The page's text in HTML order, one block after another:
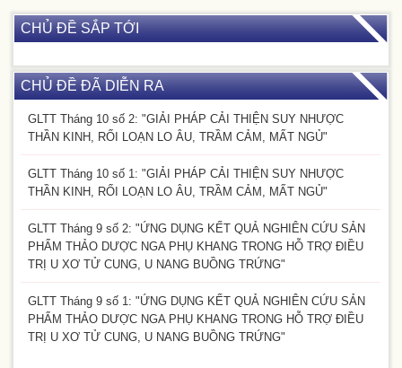
CHỦ ĐỀ SẮP TỚI
CHỦ ĐỀ ĐÃ DIỄN RA
GLTT Tháng 10 số 2: "GIẢI PHÁP CẢI THIỆN SUY NHƯỢC
THẦN KINH, RỐI LOẠN LO ÂU, TRẦM CẢM, MẤT NGỦ"
GLTT Tháng 10 số 1: "GIẢI PHÁP CẢI THIỆN SUY NHƯỢC
THẦN KINH, RỐI LOẠN LO ÂU, TRẦM CẢM, MẤT NGỦ"
GLTT Tháng 9 số 2: "ỨNG DỤNG KẾT QUẢ NGHIÊN CỨU SẢN
PHẨM THẢO DƯỢC NGA PHỤ KHANG TRONG HỖ TRỢ ĐIỀU
TRỊ U XƠ TỬ CUNG, U NANG BUỒNG TRỨNG"
GLTT Tháng 9 số 1: "ỨNG DỤNG KẾT QUẢ NGHIÊN CỨU SẢN
PHẨM THẢO DƯỢC NGA PHỤ KHANG TRONG HỖ TRỢ ĐIỀU
TRỊ U XƠ TỬ CUNG, U NANG BUỒNG TRỨNG"